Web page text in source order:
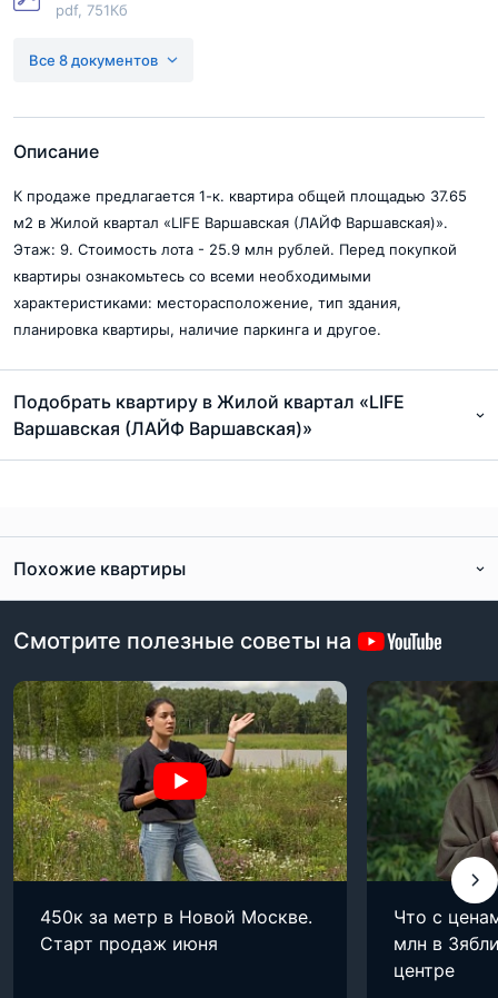
pdf, 751Кб
Проектная декларация от 07.06.2024 г. (корп. К6-1,К6-2)
Разрешение на ввод в эксплуатацию (корп.4)
pdf, 179Кб
Разрешение на ввод в эксплуатацию (корп. Б6, Б7)
pdf, 723Кб
Разрешение на ввод в эксплуатацию (корп. Б1, Б3, Б4, Б5)
pdf, 2.2Мб
Разрешение на ввод Лайф Варшавская корпус 5
Проектная декларация Лайф-Варшавская корпус 1, 2
pdf, 593Кб
Все 8 документов
Описание
К продаже предлагается 1-к. квартира общей площадью 37.65
м2 в Жилой квартал «LIFE Варшавская (ЛАЙФ Варшавская)».
Этаж: 9. Стоимость лота - 25.9 млн рублей. Перед покупкой
квартиры ознакомьтесь со всеми необходимыми
характеристиками: месторасположение, тип здания,
планировка квартиры, наличие паркинга и другое.
Подобрать квартиру в Жилой квартал «LIFE
Варшавская (ЛАЙФ Варшавская)»
Похожие квартиры
Смотрите полезные советы на
450к за метр в Новой Москве.
Старт продаж июня
Что с
млн в
центре